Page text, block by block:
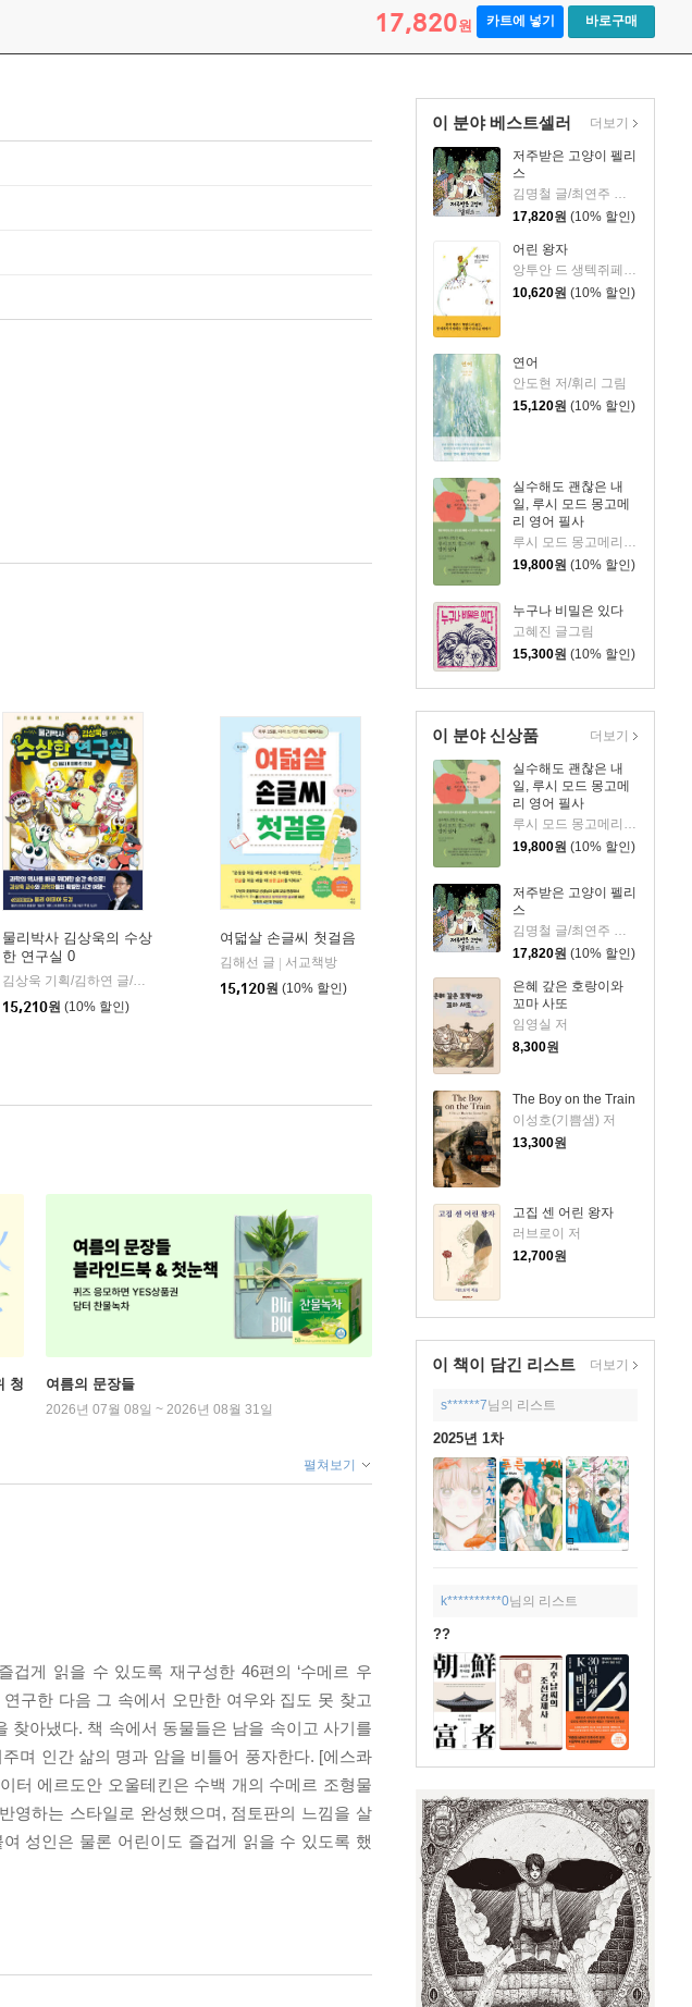
17,820원 카트에 넣기 바로구매
이 분야 베스트셀러
저주받은 고양이 펠리
스
김명철 글/최연주 그림
17,820원 (10% 할인)
어린 왕자
앙투안 드 생텍쥐페리 저/황현산 역
10,620원 (10% 할인)
연어
안도현 저/휘리 그림
15,120원 (10% 할인)
실수해도 괜찮은 내
일, 루시 모드 몽고메
리 영어 필사
19,800원 (10% 할인)
누구나 비밀은 있다
고혜진 글그림
15,300원 (10% 할인)
더보기
이 분야 신상품
실수해도 괜찮은 내
일, 루시 모드 몽고메
리 영어 필사
19,800원 (10% 할인)
저주받은 고양이 펠리
스
김명철 글/최연주 그림
17,820원 (10% 할인)
은혜 갚은 호랑이와
꼬마 사또
임영실 저
8,300원
The Boy on the Train
이성호(기쁨샘) 저
13,300원
고집 센 어린 왕자
러브로이 저
12,700원
더보기
이 책이 담긴 리스트 더보기
s******7님의 리스트
2025년 1차
k**********0님의 리스트
??
물리박사 김상욱의 수상
한 연구실 0
김상욱 기획/김하연 글/정순규 그림
아울북
15,210원 (10% 할인)
여덟살 손글씨 첫걸음
김해선 글
서교책방
15,120원 (10% 할인)
청
여름의 문장들
2026년 07월 08일 ~ 2026년 08월 31일
펼쳐보기
겁게 읽을 수 있도록 재구성한 46편의 ‘수메르 우
구한 다음 그 속에서 오만한 여우와 집도 못 찾고
찾아냈다. 책 속에서 동물들은 남을 속이고 사기를
며 인간 삶의 명과 암을 비틀어 풍자한다. [에스콰
터 에르도안 오울테킨은 수백 개의 수메르 조형물
영하는 스타일로 완성했으며, 점토판의 느낌을 살
성인은 물론 어린이도 즐겁게 읽을 수 있도록 했